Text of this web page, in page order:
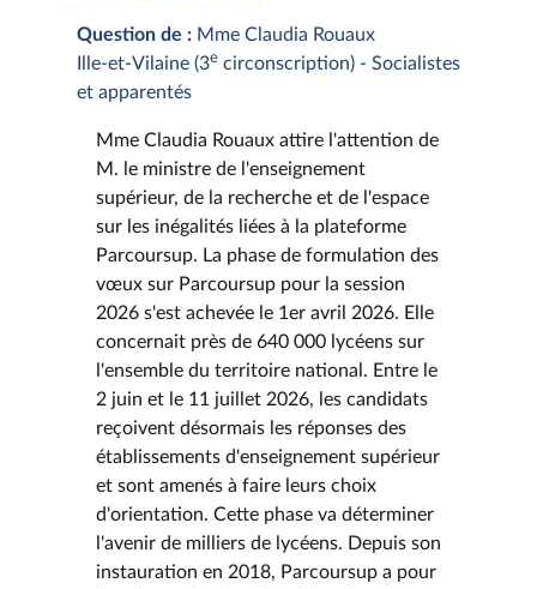
Question de : Mme Claudia Rouaux
Ille-et-Vilaine (3e circonscription) - Socialistes
et apparentés
Mme Claudia Rouaux attire l'attention de
M. le ministre de l'enseignement
supérieur, de la recherche et de l'espace
sur les inégalités liées à la plateforme
Parcoursup. La phase de formulation des
vœux sur Parcoursup pour la session
2026 s'est achevée le 1er avril 2026. Elle
concernait près de 640 000 lycéens sur
l'ensemble du territoire national. Entre le
2 juin et le 11 juillet 2026, les candidats
reçoivent désormais les réponses des
établissements d'enseignement supérieur
et sont amenés à faire leurs choix
d'orientation. Cette phase va déterminer
l'avenir de milliers de lycéens. Depuis son
instauration en 2018, Parcoursup a pour